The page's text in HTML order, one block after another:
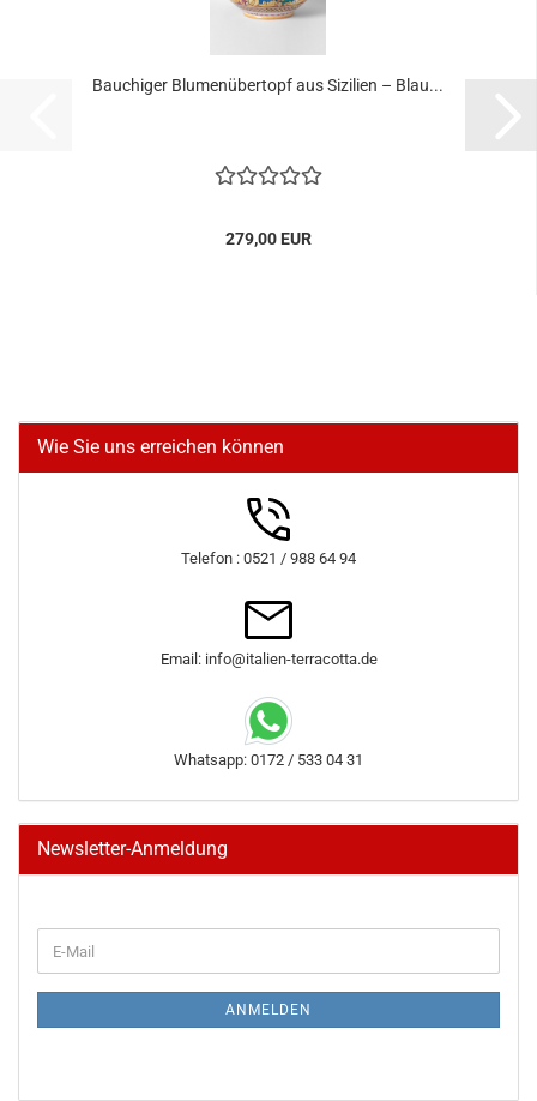
Bauchiger Blumenübertopf aus Sizilien – Blau...
279,00 EUR
Wie Sie uns erreichen können
Telefon : 0521 / 988 64 94
Email: info@italien-terracotta.de
Whatsapp: 0172 / 533 04 31
Newsletter-Anmeldung
ZUR
E-
Mail
ANMELDEN